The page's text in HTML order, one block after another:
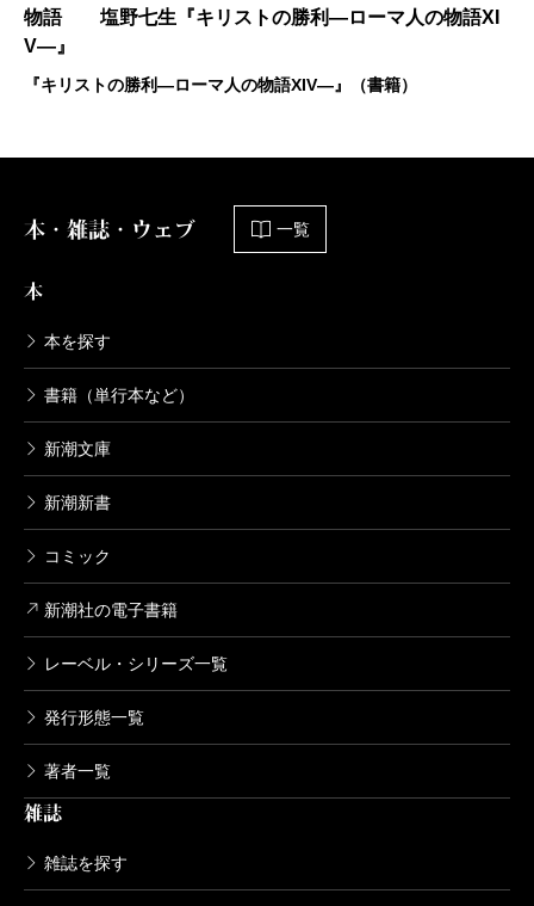
物語 塩野七生『キリストの勝利―ローマ人の物語XI
V―』
『キリストの勝利―ローマ人の物語XIV―』（書籍）
本・雑誌・ウェブ 一覧
本
本を探す
書籍（単行本など）
新潮文庫
新潮新書
コミック
新潮社の電子書籍
レーベル・シリーズ一覧
発行形態一覧
著者一覧
雑誌
雑誌を探す